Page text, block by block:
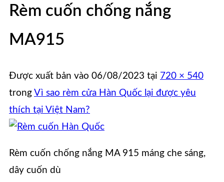
Rèm cuốn chống nắng
MA915
Được xuất bản vào 06/08/2023 tại 720 × 540
trong Vì sao rèm cửa Hàn Quốc lại được yêu
thích tại Việt Nam?
Rèm cuốn chống nắng MA 915 máng che sáng,
dây cuốn dù